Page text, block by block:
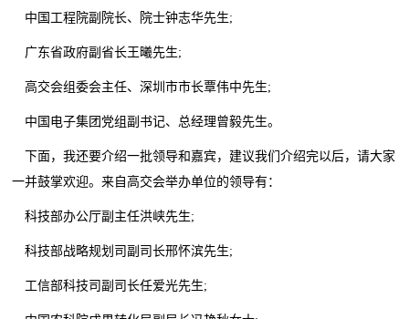
中国工程院副院长、院士钟志华先生;
广东省政府副省长王曦先生;
高交会组委会主任、深圳市市长覃伟中先生;
中国电子集团党组副书记、总经理曾毅先生。
下面，我还要介绍一批领导和嘉宾，建议我们介绍完以后，请大家
一并鼓掌欢迎。来自高交会举办单位的领导有：
科技部办公厅副主任洪峡先生;
科技部战略规划司副司长邢怀滨先生;
工信部科技司副司长任爱光先生;